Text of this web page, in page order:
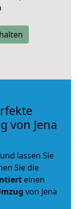
von Jena
lassen Sie
Sie die
einen
von Jena